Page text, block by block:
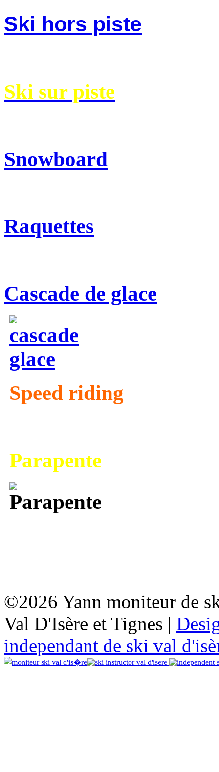
Ski hors piste
Ski sur piste
Snowboard
Raquettes
Cascade de glace
Speed riding
Parapente
©2026 Yann moniteur de
Val D'Isère et Tignes |
independant de ski val